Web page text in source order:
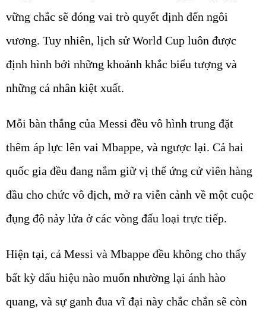
vững chắc sẽ đóng vai trò quyết định đến ngôi
vương. Tuy nhiên, lịch sử World Cup luôn được
định hình bởi những khoảnh khắc biểu tượng và
những cá nhân kiệt xuất.
Mỗi bàn thắng của Messi đều vô hình trung đặt
thêm áp lực lên vai Mbappe, và ngược lại. Cả hai
quốc gia đều đang nắm giữ vị thế ứng cử viên hàng
đầu cho chức vô địch, mở ra viễn cảnh về một cuộc
đụng độ nảy lửa ở các vòng đấu loại trực tiếp.
Hiện tại, cả Messi và Mbappe đều không cho thấy
bất kỳ dấu hiệu nào muốn nhường lại ánh hào
quang, và sự ganh đua vĩ đại này chắc chắn sẽ còn